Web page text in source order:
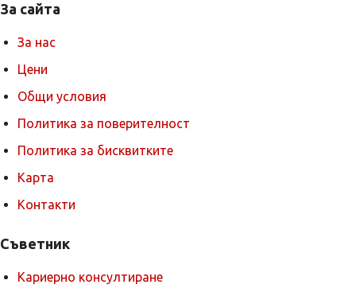
За сайта
За нас
Цени
Общи условия
Политика за поверителност
Политика за бисквитките
Карта
Контакти
Съветник
Кариерно консултиране